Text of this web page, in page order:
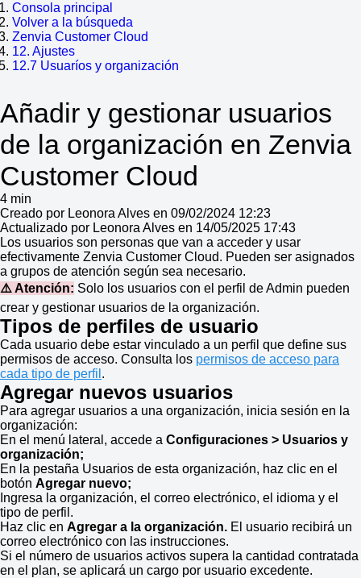
Consola principal
Volver a la búsqueda
Zenvia Customer Cloud
12. Ajustes
12.7 Usuaríos y organización
Añadir y gestionar usuarios
de la organización en Zenvia
Customer Cloud
4 min
Creado por Leonora Alves en 09/02/2024 12:23
Actualizado por Leonora Alves en 14/05/2025 17:43
Los usuarios son personas que van a acceder y usar
efectivamente Zenvia Customer Cloud. Pueden ser asignados
a grupos de atención según sea necesario.
⚠️ Atención: Solo los usuarios con el perfil de Admin pueden
crear y gestionar usuarios de la organización.
Tipos de perfiles de usuario
Cada usuario debe estar vinculado a un perfil que define sus
permisos de acceso. Consulta los permisos de acceso para
cada tipo de perfil .
Agregar nuevos usuarios
Para agregar usuarios a una organización, inicia sesión en la
organización:
En el menú lateral, accede a Configuraciones > Usuarios y
organización;
En la pestaña Usuarios de esta organización, haz clic en el
botón Agregar nuevo;
Ingresa la organización, el correo electrónico, el idioma y el
tipo de perfil.
Haz clic en Agregar a la organización. El usuario recibirá un
correo electrónico con las instrucciones.
Si el número de usuarios activos supera la cantidad contratada
en el plan, se aplicará un cargo por usuario excedente.